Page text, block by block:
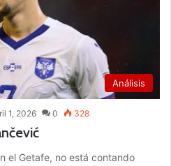
Análisis
1, 2026 0 328
el Getafe, no está contando